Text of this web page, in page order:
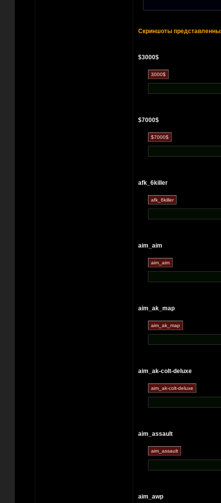
Скриншоты
$3000$
$7000$
afk_6killer
aim_aim
aim_ak_map
aim_ak-colt-deluxe
aim_assault
aim_awp